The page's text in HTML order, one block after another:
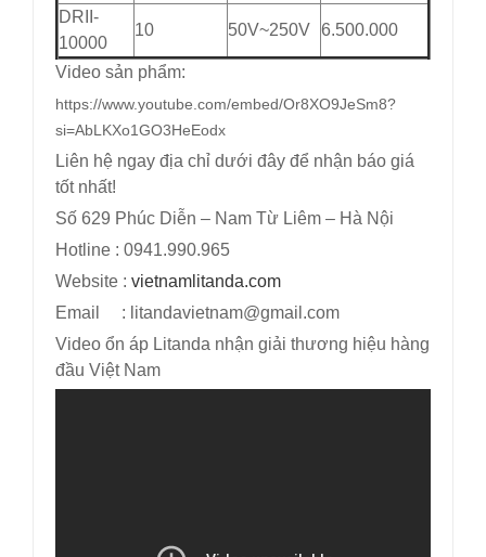
DRII-
10000
10 50V~250V 6.500.000
Video sản phẩm:
https://www.youtube.com/embed/Or8XO9JeSm8?
si=AbLKXo1GO3HeEodx
Liên hệ ngay địa chỉ dưới đây để nhận báo giá
tốt nhất!
Số 629 Phúc Diễn – Nam Từ Liêm – Hà Nội
Hotline : 0941.990.965
Website : vietnamlitanda.com
Email : litandavietnam@gmail.com
Video ổn áp Litanda nhận giải thương hiệu hàng
đầu Việt Nam